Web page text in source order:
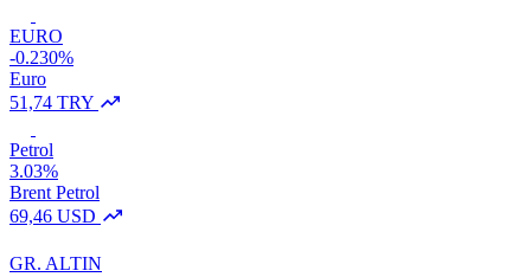
EURO
-0.230%
Euro
51,74 TRY
Petrol
3.03%
Brent Petrol
69,46 USD
GR. ALTIN